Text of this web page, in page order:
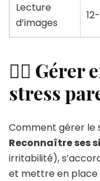
Lecture
d’images
🧘‍♀️ Gérer
stress
Comment gérer le
Reconnaître ses
irritabilité),
et mettre en place